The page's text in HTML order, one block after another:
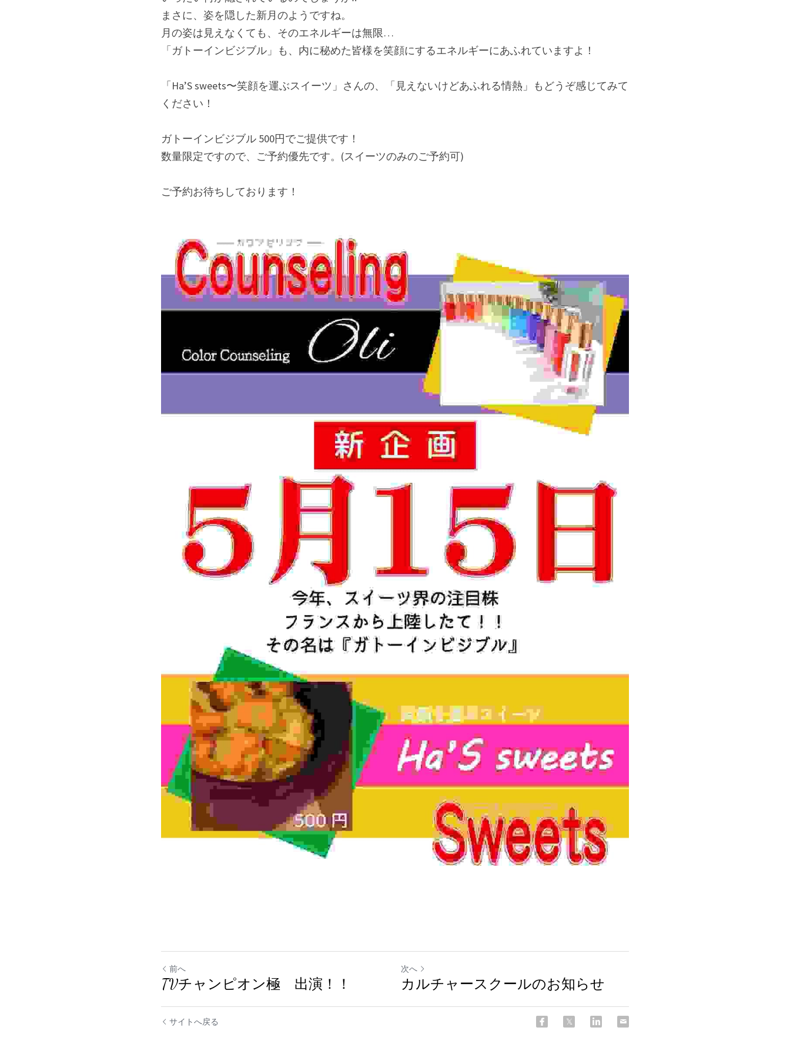
まさに、姿を隠した新月のようですね。
月の姿は見えなくても、そのエネルギーは無限…
「ガトーインビジブル」も、内に秘めた皆様を笑顔にするエネルギーにあふれていますよ！
「Ha’S sweets〜笑顔を運ぶスイーツ」さんの、「見えないけどあふれる情熱」もどうぞ感じてみて
ください！
ガトーインビジブル 500円でご提供です！
数量限定ですので、ご予約優先です。(スイーツのみのご予約可)
ご予約お待ちしております！
前へ
TVチャンピオン極 出演！！
次へ
カルチャースクールのお知らせ
サイトへ戻る